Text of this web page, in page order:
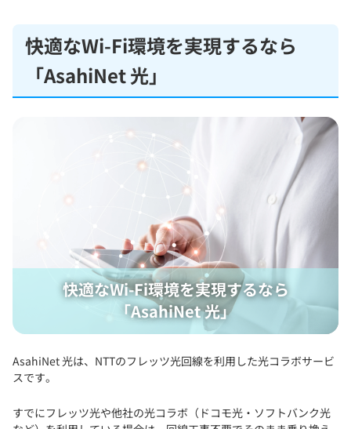
快適なWi-Fi環境を実現するなら
「AsahiNet 光」
快適なWi-Fi環境を実現するなら
「AsahiNet 光」
AsahiNet 光は、NTTのフレッツ光回線を利用した光コラボサービ
スです。
すでにフレッツ光や他社の光コラボ（ドコモ光・ソフトバンク光